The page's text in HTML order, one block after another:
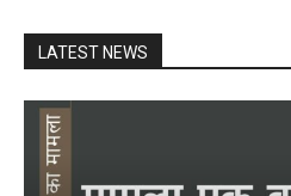
LATEST NEWS